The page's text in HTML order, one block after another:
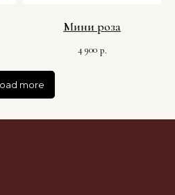
Мини роза
4 900 р.
more